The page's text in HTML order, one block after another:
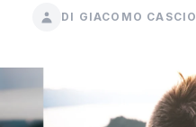
DI GIACOMO CASCIO